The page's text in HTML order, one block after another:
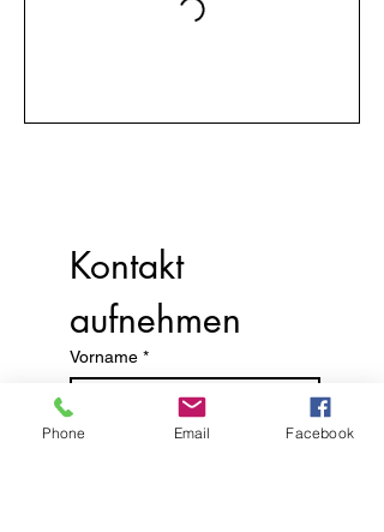
Kontakt
aufnehmen
Vorname *
Nachname
Phone Email Facebook